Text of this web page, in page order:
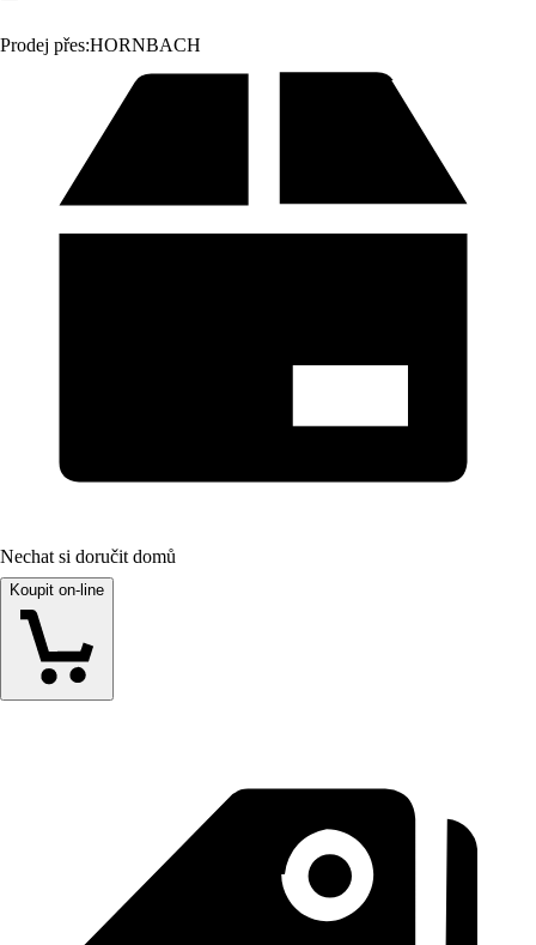
Prodej přes:HORNBACH
Nechat si doručit domů
Koupit on-line